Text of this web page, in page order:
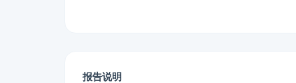
报告说明